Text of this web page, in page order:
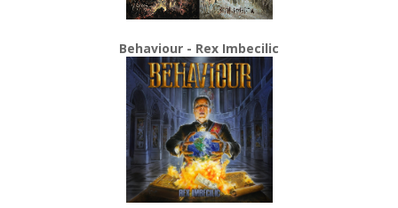
Behaviour - Rex Imbecilic